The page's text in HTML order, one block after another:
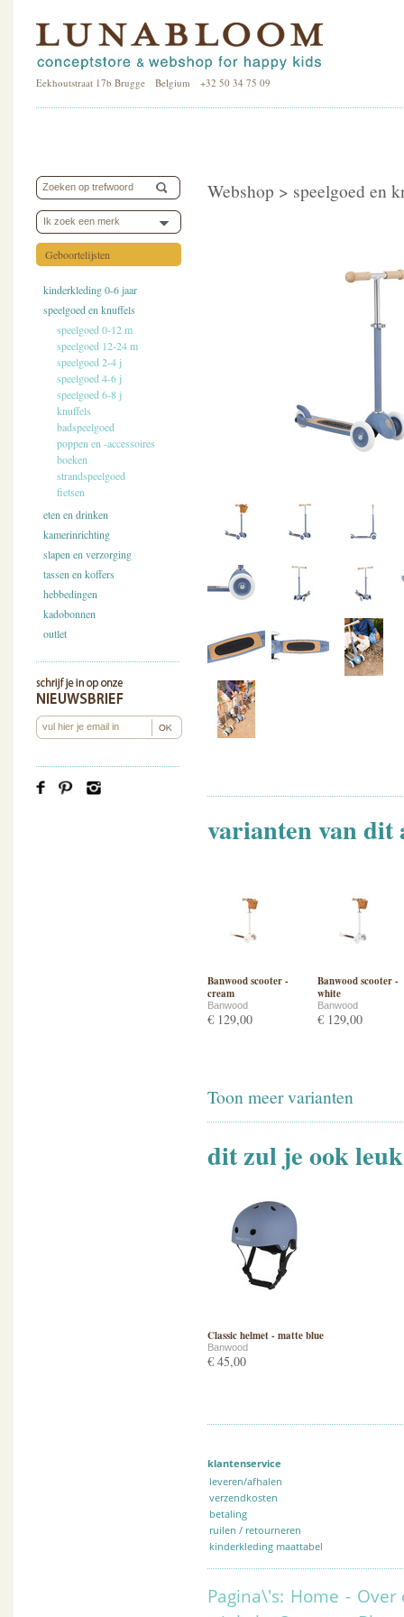
Eekhoutstraat 17b Brugge Belgium +32 50 34 75 09
Ik zoek een merk
Geboortelijsten
kinderkleding 0-6 jaar
speelgoed en knuffels
speelgoed 0-12 m
speelgoed 12-24 m
speelgoed 2-4 j
speelgoed 4-6 j
speelgoed 6-8 j
knuffels
badspeelgoed
poppen en -accessoires
boeken
strandspeelgoed
fietsen
eten en drinken
kamerinrichting
slapen en verzorging
tassen en koffers
hebbedingen
kadobonnen
outlet
Webshop > speelgoed en
varianten van
Banwood scooter -
cream
Banwood
€ 129,00
Banwood scooter -
white
Banwood
€ 129,00
Toon meer varianten
dit zul je ook
Classic helmet - matte blue
Banwood
€ 45,00
klantenservice
leveren/afhalen
verzendkosten
betaling
ruilen / retourneren
kinderkleding maattabel
Pagina\'s: Home - Over